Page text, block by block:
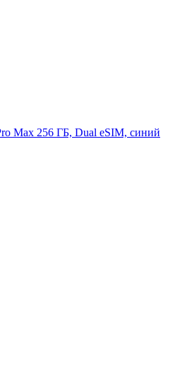
Max 256 ГБ, Dual eSIM, синий